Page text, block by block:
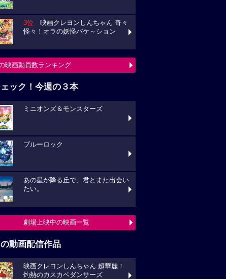
3位 映画クレヨンしんちゃん 奇々
怪々！オラの妖怪バケ～ション
映画動員数ランキング
ック！今週の３本
ミニオンズ＆モンスターズ
ブルーロック
あの星が降る丘で、君とまた出会い
たい。
劇場上映中の映画一覧
動画配信作品
映画クレヨンしんちゃん 超華麗！
灼熱のカスカベダンサーズ